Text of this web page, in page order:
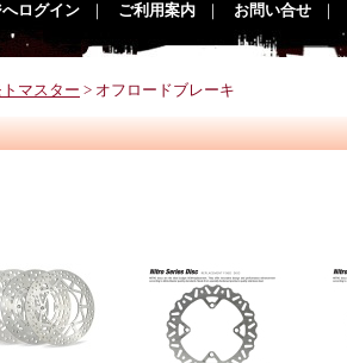
ログイン ご利用案内 お問い合せ
マスター > オフロードブレーキ